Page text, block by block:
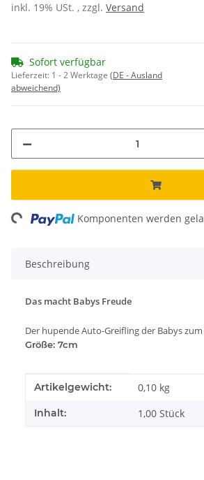
inkl. 19% USt. , zzgl. Versand
Sofort verfügbar
Lieferzeit: 1 - 2 Werktage (DE - Ausland
abweichend)
Komponenten werden
Beschreibung
Das macht Babys Freude
Der hupende Auto-Greifling der Babys
Größe: 7cm
Produkteigenschaft
Wert
Artikelgewicht: 0,10 kg
Inhalt: 1,00 Stück